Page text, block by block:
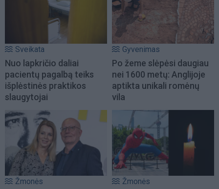
Sveikata
Nuo lapkričio daliai
pacientų pagalbą teiks
išplėstinės praktikos
slaugytojai
Gyvenimas
Po žeme slėpėsi daugiau
nei 1600 metų: Anglijoje
aptikta unikali romėnų
vila
Žmonės Žmonės